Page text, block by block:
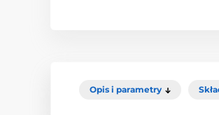
Opis i parametry